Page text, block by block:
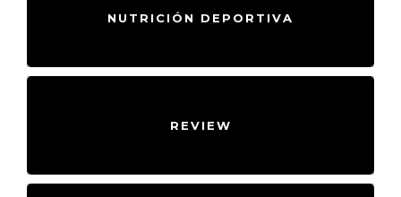
NUTRICIÓN DEPORTIVA
REVIEW